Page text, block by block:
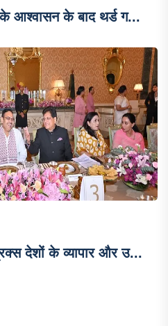
आश्वासन के बाद थर्ड ग...
देशों के व्यापार और उ...